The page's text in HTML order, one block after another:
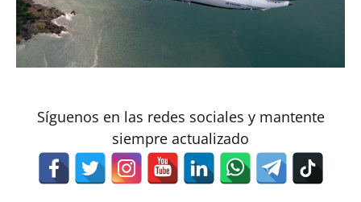
Síguenos en las redes sociales y mantente
siempre actualizado